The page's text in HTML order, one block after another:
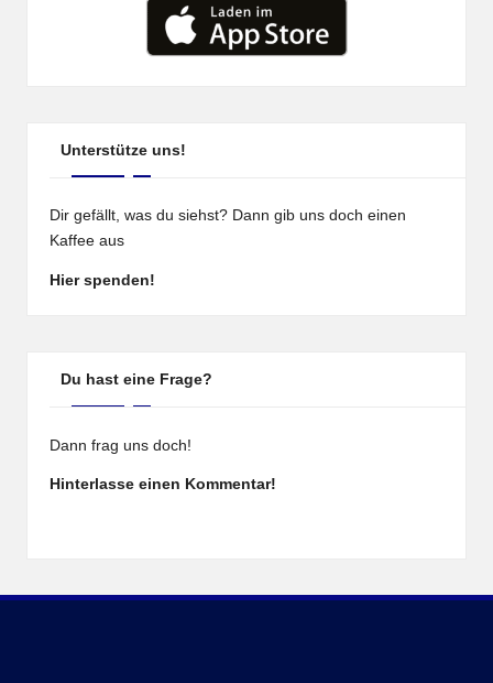
Unterstütze uns!
Dir gefällt, was du siehst? Dann gib uns doch einen
Kaffee aus
Hier spenden!
Du hast eine Frage?
Dann frag uns doch!
Hinterlasse einen Kommentar!